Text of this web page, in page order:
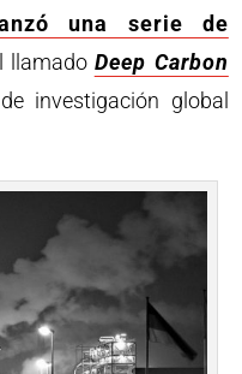
una serie de
llamado Deep Carbon
investigación global